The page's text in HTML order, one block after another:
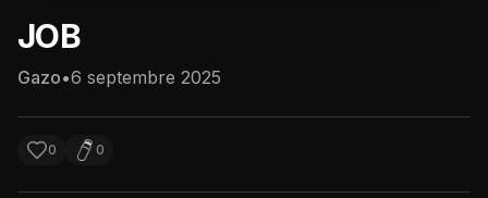
JOB
Gazo•6 septembre 2025
0 0